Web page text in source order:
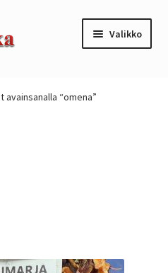
Valikko
avainsanalla “omena”